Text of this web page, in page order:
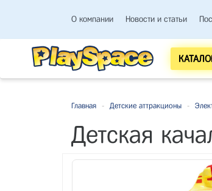
О компании Новости и статьи
Главная - Детские аттракционы -
Детская